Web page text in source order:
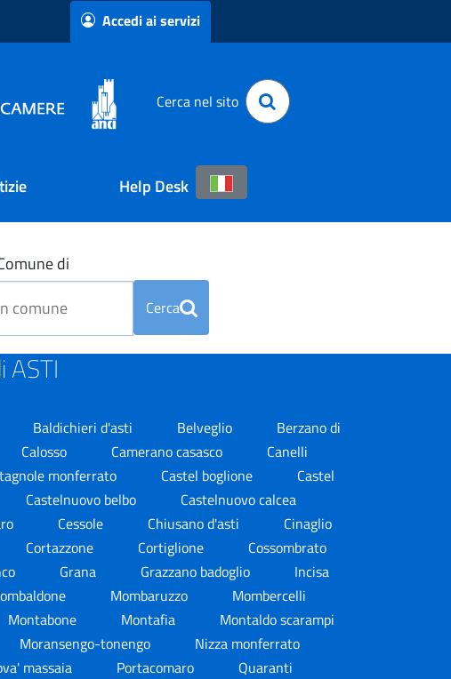
Accedi ai servizi
Cerca nel sito
Help Desk
di
Cerca
ASTI
Baldichieri d'asti Belveglio
Berzano di
Calosso Camerano casasco
Canelli
monferrato Castel boglione
Castel
Castelnuovo belbo
Castelnuovo calcea
Cessole Chiusano d'asti
Cinaglio
Cortazzone Cortiglione
Cossombrato
Grana Grazzano badoglio
Incisa
Mombaruzzo
Mombercelli
Montabone Montafia
Montaldo scarampi
Moransengo-tonengo
Nizza monferrato
massaia Portacomaro
Quaranti